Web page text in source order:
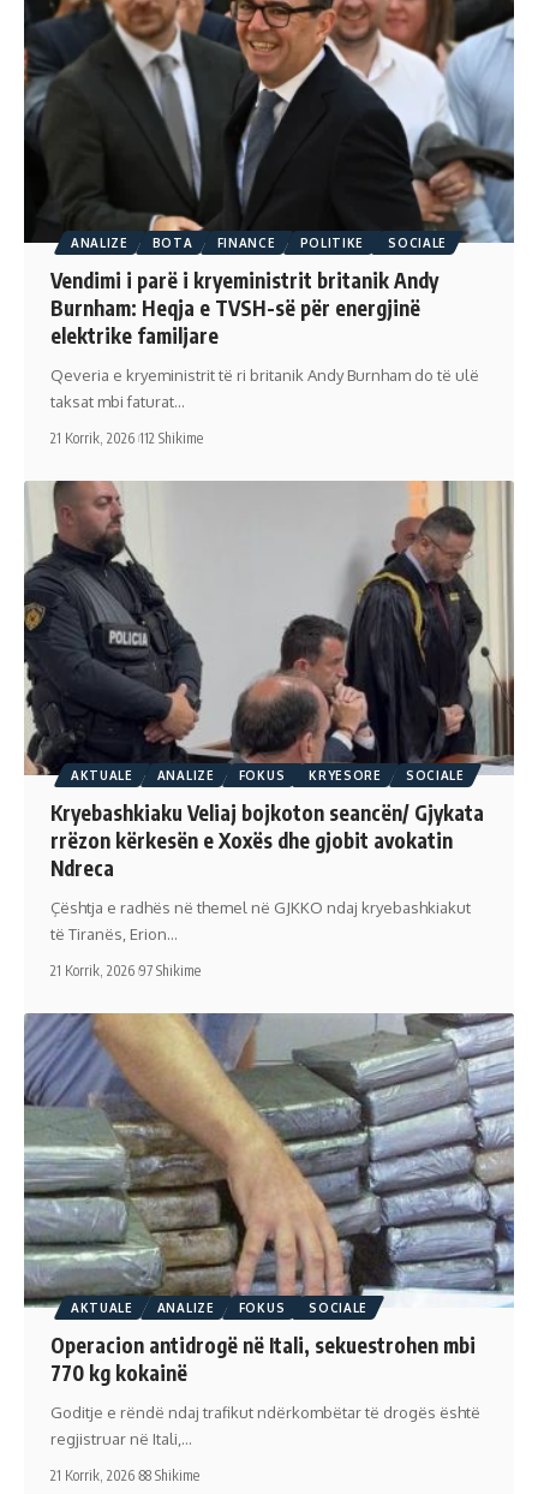
ANALIZE BOTA FINANCE POLITIKE SOCIALE
Vendimi i parë i kryeministrit britanik Andy
Burnham: Heqja e TVSH-së për energjinë
elektrike familjare
Qeveria e kryeministrit të ri britanik Andy Burnham do të ulë
taksat mbi faturat…
21 Korrik, 2026 112 Shikime
AKTUALE ANALIZE FOKUS KRYESORE SOCIALE
Kryebashkiaku Veliaj bojkoton seancën/ Gjykata
rrëzon kërkesën e Xoxës dhe gjobit avokatin
Ndreca
Çështja e radhës në themel në GJKKO ndaj kryebashkiakut
të Tiranës, Erion…
21 Korrik, 2026 97 Shikime
AKTUALE ANALIZE FOKUS SOCIALE
Operacion antidrogë në Itali, sekuestrohen mbi
770 kg kokainë
Goditje e rëndë ndaj trafikut ndërkombëtar të drogës është
regjistruar në Itali,…
21 Korrik, 2026 88 Shikime